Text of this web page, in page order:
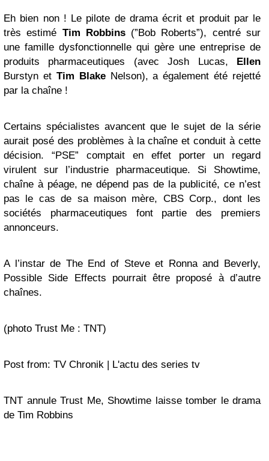
Eh bien non ! Le pilote de drama écrit et produit par le
très estimé Tim Robbins(”Bob Roberts”), centré sur
une famille dysfonctionnelle qui gère une entreprise de
produits pharmaceutiques (avec Josh Lucas, Ellen
Burstyn et Tim BlakeNelson), a également été rejetté
par la chaîne !
Certains spécialistes avancent que le sujet de la série
aurait posé des problèmes à la chaîne et conduit à cette
décision. “PSE” comptait en effet porter un regard
virulent sur l’industrie pharmaceutique. Si Showtime,
chaîne à péage, ne dépend pas de la publicité, ce n’est
pas le cas de sa maison mère, CBS Corp., dont les
sociétés pharmaceutiques font partie des premiers
annonceurs.
A l’instar de The End of Steve et Ronna and Beverly,
Possible Side Effects pourrait être proposé à d’autre
chaînes.
(photo Trust Me : TNT)
Post from: TV Chronik | L'actu des series tv
TNT annule Trust Me, Showtime laisse tomber le drama
de Tim Robbins